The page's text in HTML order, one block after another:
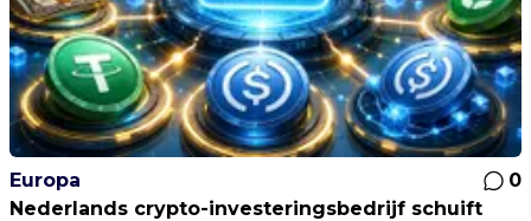
Europa
0
Nederlands crypto-investeringsbedrijf schuift